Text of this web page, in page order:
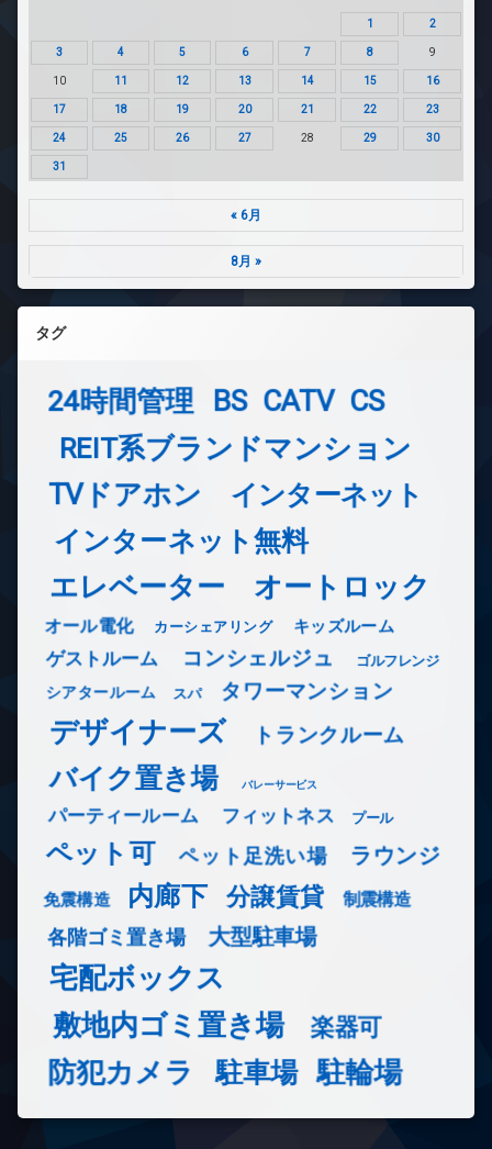
1 2
3 4 5 6 7 8 9
10 11 12 13 14 15 16
17 18 19 20 21 22 23
24 25 26 27 28 29 30
31
« 6月
8月 »
タグ
24時間管理 BS CATV CS
REIT系ブランドマンション
TVドアホン
インターネット
インターネット無料
エレベーター オートロック
オール電化 カーシェアリング キッズルーム
ゲストルーム コンシェルジュ ゴルフレンジ
シアタールーム スパ タワーマンション
デザイナーズ トランクルーム
バイク置き場 バレーサービス
パーティールーム フィットネス プール
ペット可 ペット足洗い場 ラウンジ
免震構造 内廊下 分譲賃貸 制震構造
各階ゴミ置き場 大型駐車場
宅配ボックス
敷地内ゴミ置き場
楽器可
防犯カメラ 駐車場 駐輪場